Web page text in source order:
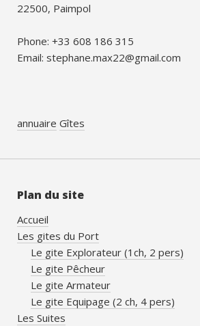
22500, Paimpol
Phone: +33 608 186 315
Email: stephane.max22@gmail.com
annuaire Gîtes
Plan du site
Accueil
Les gites du Port
Le gite Explorateur (1ch, 2 pers)
Le gite Pêcheur
Le gite Armateur
Le gite Equipage (2 ch, 4 pers)
Les Suites